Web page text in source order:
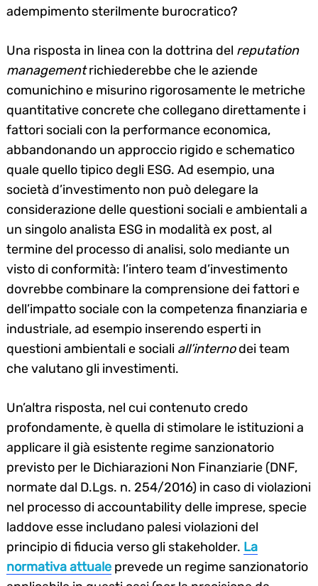
adempimento sterilmente burocratico?
Una risposta in linea con la dottrina del reputation
managementrichiederebbe che le aziende
comunichino e misurino rigorosamente le metriche
quantitative concrete che collegano direttamente i
fattori sociali con la performance economica,
abbandonando un approccio rigido e schematico
quale quello tipico degli ESG. Ad esempio, una
società d’investimento non può delegare la
considerazione delle questioni sociali e ambientali a
un singolo analista ESG in modalità ex post, al
termine del processo di analisi, solo mediante un
visto di conformità: l’intero team d’investimento
dovrebbe combinare la comprensione dei fattori e
dell’impatto sociale con la competenza finanziaria e
industriale, ad esempio inserendo esperti in
questioni ambientali e sociali all’internodei team
che valutano gli investimenti.
Un’altra risposta, nel cui contenuto credo
profondamente, è quella di stimolare le istituzioni a
applicare il già esistente regime sanzionatorio
previsto per le Dichiarazioni Non Finanziarie (DNF,
normate dal D.Lgs. n. 254/2016) in caso di violazioni
nel processo di accountability delle imprese, specie
laddove esse includano palesi violazioni del
principio di fiducia verso gli stakeholder. La
normativa attuale prevede un regime sanzionatorio
Search
for: